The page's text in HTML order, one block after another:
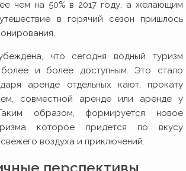
чем на 50% в 2017 году, а желающим
в горячий сезон пришлось
что сегодня водный туризм
более и более доступным. Это стало
аренде отдельных кают, прокату
совместной аренде или аренде у
образом, формируется новое
которое придется по вкусу
воздуха и приключений.
перспективы